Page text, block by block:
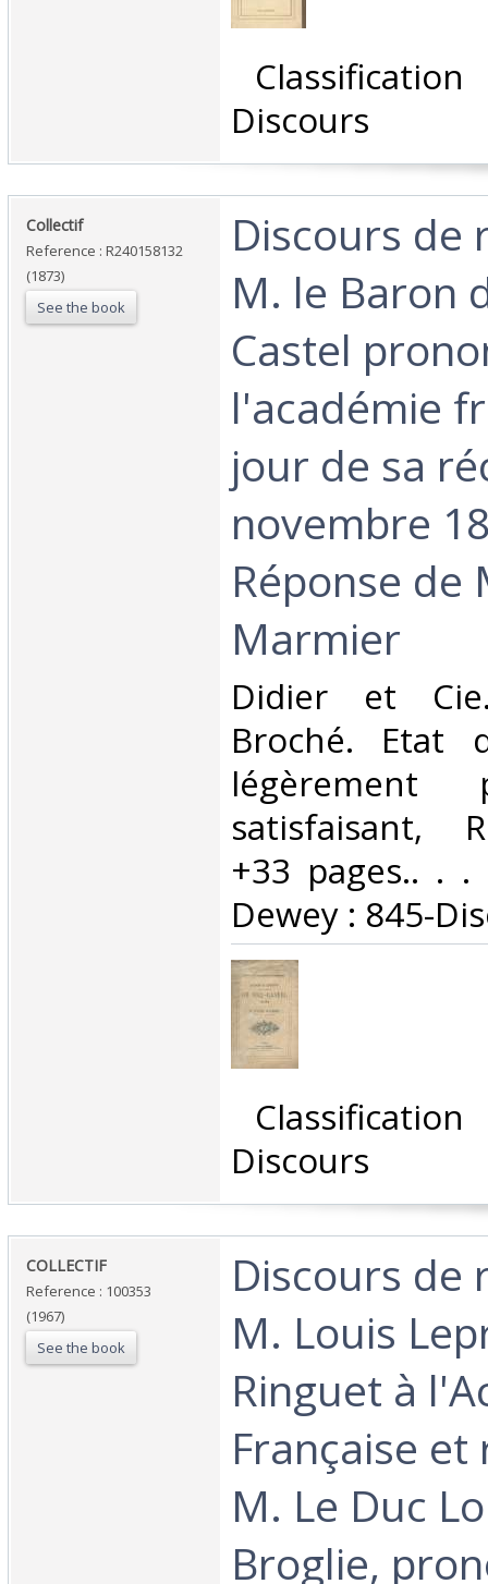
Discours‎
‎Collectif‎
Reference : R240158132
(1873)
See the book
‎Discours de
M. le Baron
Castel
l'académie
jour de sa
novembre
Réponse de
Marmier‎
‎Didier et
Broché. Etat
légèrement
satisfaisant,
+33 pages.. . .
Dewey : 845-
Discours‎
‎COLLECTIF‎
Reference : 100353
(1967)
See the book
‎Discours de
M. Louis
Ringuet à
Française
M. Le Duc
Broglie,